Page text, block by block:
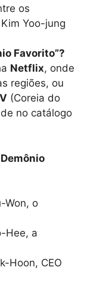
os
Yoo-jung
Favorito”?
Netflix, onde
regiões, ou
(Coreia do
no catálogo
Won, o
Hee, a
Hoon, CEO